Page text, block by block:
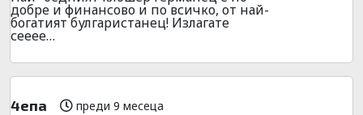
добре и финансово и по всичко, от най-
богатият булгаристанец! Излагате
сееее…
4епа преди 9 месеца